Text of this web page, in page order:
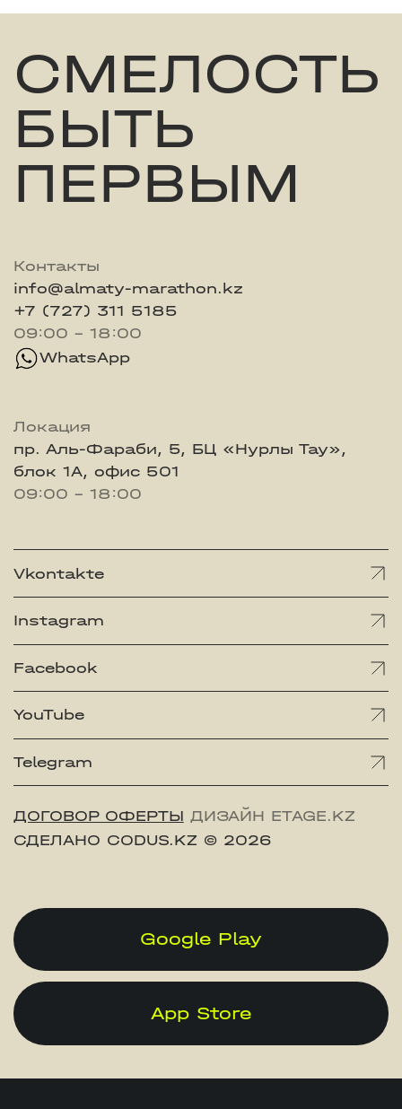
СМЕЛОСТЬ
БЫТЬ
ПЕРВЫМ
Контакты
info@almaty-marathon.kz
+7 (727) 311 5185
09:00 - 18:00
WhatsApp
Локация
пр. Аль-Фараби, 5, БЦ «Нурлы Тау»,
блок 1А, офис 501
09:00 - 18:00
Vkontakte
Instagram
Facebook
YouTube
Telegram
ДОГОВОР ОФЕРТЫ ДИЗАЙН ETAGE.KZ
СДЕЛАНО CODUS.KZ © 2026
Google Play
App Store